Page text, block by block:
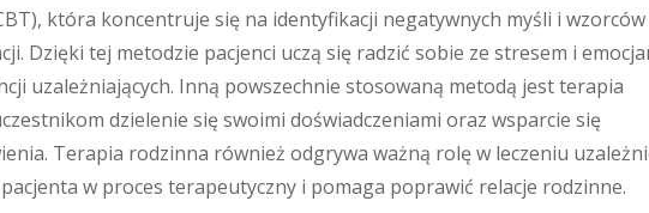
która koncentruje się na identyfikacji negatywnych myśli i wzorców
Dzięki tej metodzie pacjenci uczą się radzić sobie ze stresem i
uzależniających. Inną powszechnie stosowaną metodą jest terapia
dzielenie się swoimi doświadczeniami oraz wsparcie się
Terapia rodzinna również odgrywa ważną rolę w leczeniu
w proces terapeutyczny i pomaga poprawić relacje rodzinne.